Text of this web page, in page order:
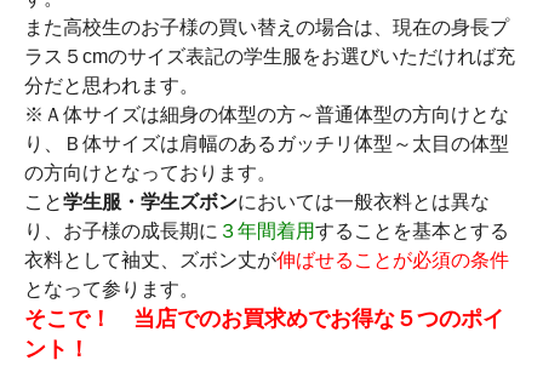
また高校生のお子様の買い替えの場合は、現在の身長プ
ラス５cmのサイズ表記の学生服をお選びいただければ充
分だと思われます。
※Ａ体サイズは細身の体型の方～普通体型の方向けとな
り、Ｂ体サイズは肩幅のあるガッチリ体型～太目の体型
の方向けとなっております。
こと学生服・学生ズボンにおいては一般衣料とは異な
り、お子様の成長期に ３年間着用することを基本とする
衣料として袖丈、ズボン丈が伸ばせることが必須の条件
となって参ります。
そこで！ 当店でのお買求めでお得な５つのポイ
ント！